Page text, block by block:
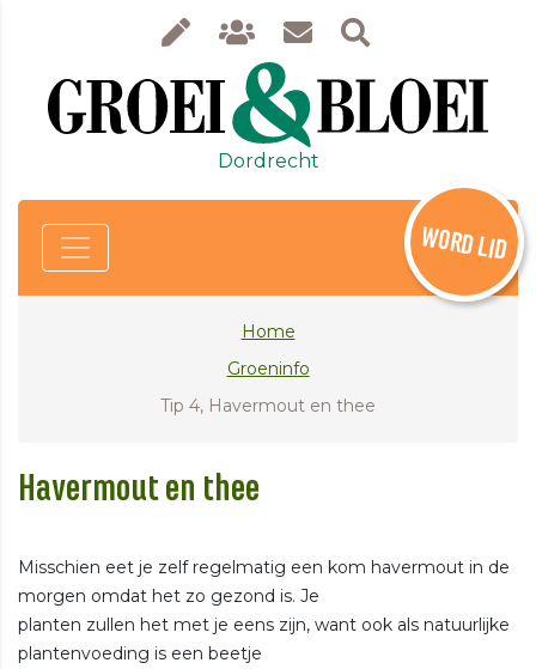
Dordrecht
WORD LID
Home
Groeninfo
Tip 4, Havermout en thee
Havermout en thee
Misschien eet je zelf regelmatig een kom havermout in de
morgen omdat het zo gezond is. Je
planten zullen het met je eens zijn, want ook als natuurlijke
plantenvoeding is een beetje